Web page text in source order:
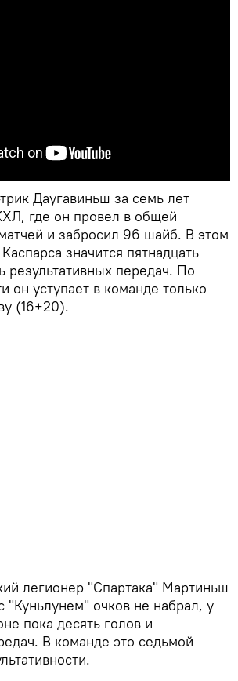
Даугавиньш за семь лет
где он провел в общей
и забросил 96 шайб. В этом
значится пятнадцать
результативных передач. По
он уступает в команде только
(16+20).
легионер "Спартака" Мартиньш
"Куньлунем" очков не набрал, у
пока десять голов и
В команде это седьмой